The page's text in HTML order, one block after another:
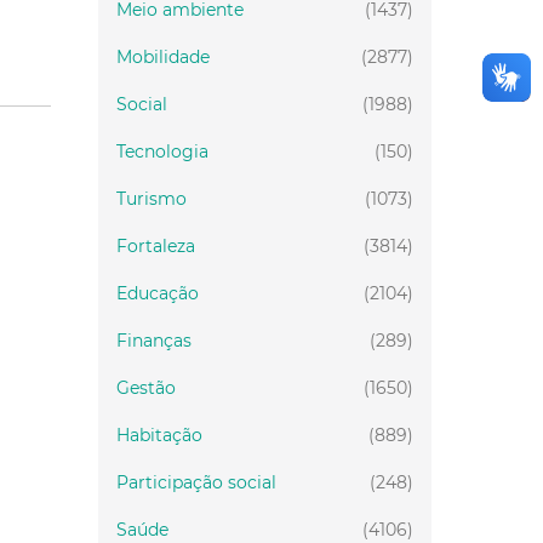
(1437)
Meio ambiente
(2877)
Mobilidade
(1988)
Social
(150)
Tecnologia
(1073)
Turismo
(3814)
Fortaleza
(2104)
Educação
(289)
Finanças
(1650)
Gestão
(889)
Habitação
(248)
Participação social
(4106)
Saúde